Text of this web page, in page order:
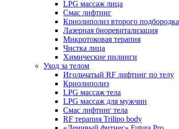
LPG массаж лица
Смас лифтинг
Криолиполиз второго подбородка
Лазерная биоревитализация
Микротоковая терапия
Чистка лица
Химические пилинги
Уход за телом
Игольчатый RF лифтинг по телу
Криолиполиз
LPG массаж тела
LPG массаж для мужчин
Смас лифтинг тела
RF терапия Trilipo body